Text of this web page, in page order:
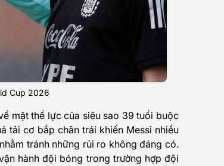
Cup 2026
mặt thể lực của siêu sao 39 tuổi buộc
tải cơ bắp chân trái khiến Messi nhiều
tránh những rủi ro không đáng có.
hành đội bóng trong trường hợp đội